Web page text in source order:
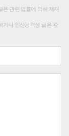
은 관련 법률에 의해 제재
거나 인신공격성 글은 관